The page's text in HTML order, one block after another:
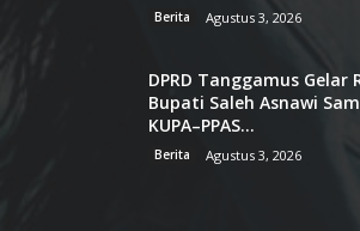
Berita Agustus 3, 2026
DPRD Tanggamus Gelar
Bupati Saleh Asnawi
KUPA–PPAS...
Berita Agustus 3, 2026